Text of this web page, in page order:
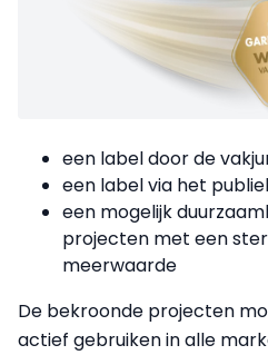
een label door de
een label via het
een mogelijk
projecten met een
meerwaarde
De bekroonde projecten
actief gebruiken in alle